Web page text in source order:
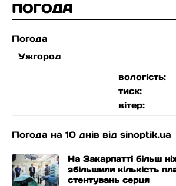
ПОГОДА
Погода
Ужгород
вологість:
тиск:
вітер:
Погода на 10 днів від sinoptik.ua
На Закарпатті більш
збільшили кількість
стентувань серця